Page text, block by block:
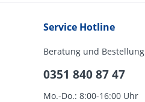
Service Hotline
Beratung und Bestellung
0351 840 87 47
Mo.-Do.: 8:00-16:00 Uhr